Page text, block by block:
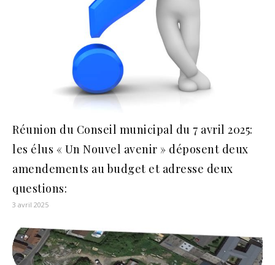
Réunion du Conseil municipal du 7 avril 2025:
les élus « Un Nouvel avenir » déposent deux
amendements au budget et adresse deux
questions:
3 avril 2025